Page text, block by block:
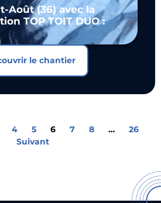
Août (36) avec la
TOP TOIT DUO :
le chantier
4 5 6 7 8 …
26
Suivant